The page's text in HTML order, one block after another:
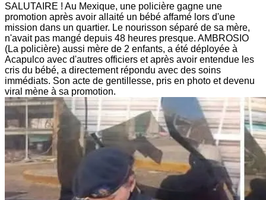
SALUTAIRE ! Au Mexique, une policière gagne une
promotion après avoir allaité un bébé affamé lors d'une
mission dans un quartier. Le nourisson séparé de sa mère,
n'avait pas mangé depuis 48 heures presque. AMBROSIO
(La policière) aussi mère de 2 enfants, a été déployée à
Acapulco avec d'autres officiers et après avoir entendue les
cris du bébé, a directement répondu avec des soins
immédiats. Son acte de gentillesse, pris en photo et devenu
viral mène à sa promotion.